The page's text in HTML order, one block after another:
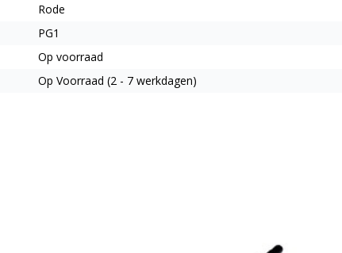
Rode
PG1
Op voorraad
Op Voorraad (2 - 7 werkdagen)